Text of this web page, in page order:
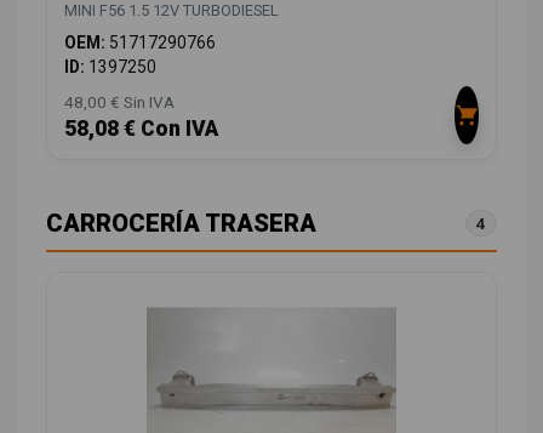
MINI F56 1.5 12V TURBODIESEL
OEM: 51717290766
ID: 1397250
48,00 € Sin IVA
58,08 € Con IVA
CARROCERÍA TRASERA 4